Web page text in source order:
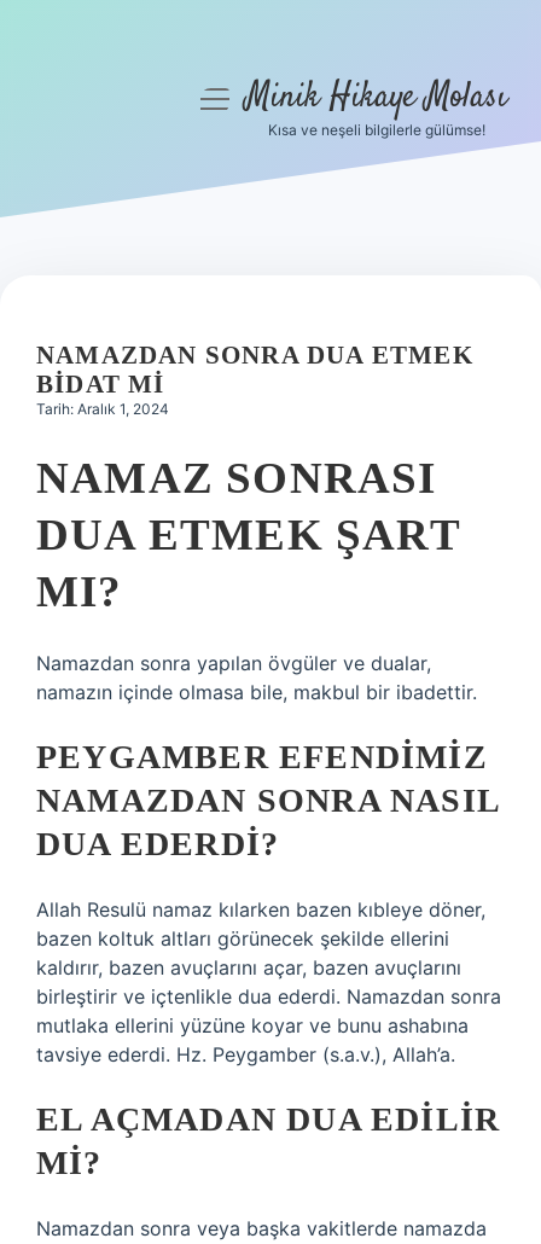
Hakkımızda
menüyüMinik Hikaye Molası
Kısa ve neşeli bilgilerle gülümse!
NAMAZDAN SONRA DUA ETMEK
BIDAT MI
Tarih: Aralık 1, 2024
NAMAZ SONRASI
DUA ETMEK ŞART
MI?
Namazdan sonra yapılan övgüler ve dualar,
namazın içinde olmasa bile, makbul bir ibadettir.
PEYGAMBER EFENDIMIZ
NAMAZDAN SONRA NASIL
DUA EDERDI?
Allah Resulü namaz kılarken bazen kıbleye döner,
bazen koltuk altları görünecek şekilde ellerini
kaldırır, bazen avuçlarını açar, bazen avuçlarını
birleştirir ve içtenlikle dua ederdi. Namazdan sonra
mutlaka ellerini yüzüne koyar ve bunu ashabına
tavsiye ederdi. Hz. Peygamber (s.a.v.), Allah’a.
EL AÇMADAN DUA EDILIR
MI?
Namazdan sonra veya başka vakitlerde namazda